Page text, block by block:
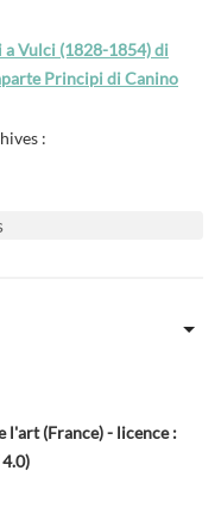
a Vulci (1828-1854) di
Principi di Canino
:
(France) - licence :